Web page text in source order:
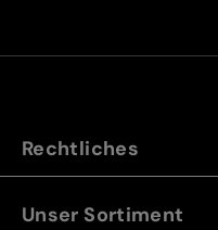
Rechtliches
Unser Sortiment